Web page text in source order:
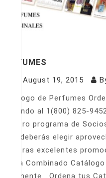
PERFUMES
August 19, 2015
Catálogo de Perfumes
llamando al 1(800) 825-
nuestro programa de
Sólo deberás elegir
nuestras excelentes
Venta Combinado
fácilmente Ordena tus